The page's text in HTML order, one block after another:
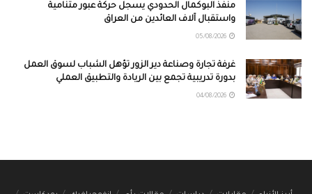
منفذ البوكمال الحدودي يسجل حركة عبور متنامية
واستقبال آلاف العائدين من العراق
غرفة تجارة وصناعة دير الزور تؤهل الشباب لسوق العمل
بدورة تدريبية تجمع بين الريادة والتطبيق العملي